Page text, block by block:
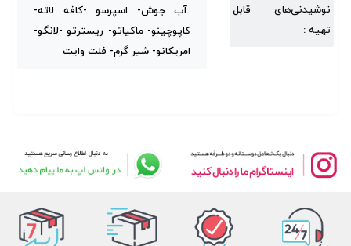
نوشیدنی‌های قابل
تهیه :
آب جوش- اسپرسو -کافه لاته-
کاپوچینو- ماکیاتو- ریسترتو -لانگو-
امریکانو- شیر گرم- فلت وایت